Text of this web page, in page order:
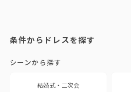
条件からドレスを探す
シーンから探す
結婚式・二次会